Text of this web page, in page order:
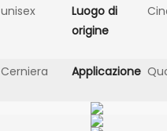
unisex
Luogo di
origine
Cerniera Applicazione